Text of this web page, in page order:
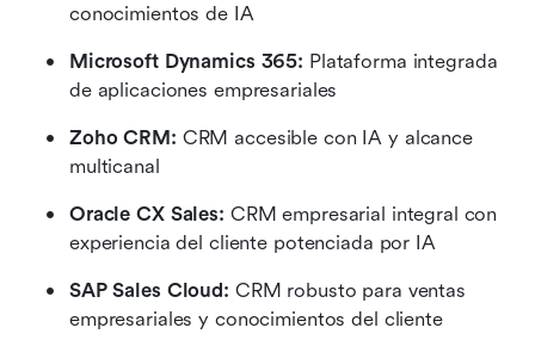
conocimientos de IA
Microsoft Dynamics 365: Plataforma integrada
de aplicaciones empresariales
Zoho CRM: CRM accesible con IA y alcance
multicanal
Oracle CX Sales: CRM empresarial integral con
experiencia del cliente potenciada por IA
SAP Sales Cloud: CRM robusto para ventas
empresariales y conocimientos del cliente